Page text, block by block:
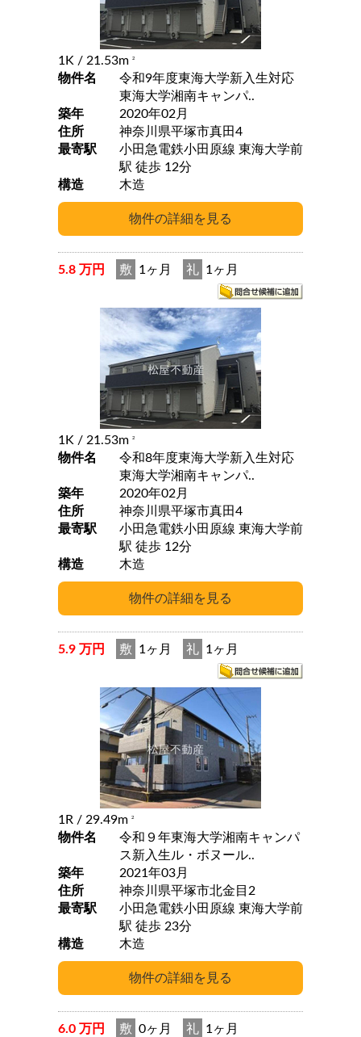
1K / 21.53m 2
物件名
令和9年度東海大学新入生対応
東海大学湘南キャンパ..
築年
2020年02月
住所
神奈川県平塚市真田4
最寄駅
小田急電鉄小田原線 東海大学前
駅 徒歩 12分
構造
木造
5.8 万円 敷 1ヶ月 礼 1ヶ月
1K / 21.53m 2
物件名
令和8年度東海大学新入生対応
東海大学湘南キャンパ..
築年
2020年02月
住所
神奈川県平塚市真田4
最寄駅
小田急電鉄小田原線 東海大学前
駅 徒歩 12分
構造
木造
5.9 万円 敷 1ヶ月 礼 1ヶ月
1R / 29.49m 2
物件名
令和９年東海大学湘南キャンパ
ス新入生ル・ボヌール..
築年
2021年03月
住所
神奈川県平塚市北金目2
最寄駅
小田急電鉄小田原線 東海大学前
駅 徒歩 23分
構造
木造
6.0 万円 敷 0ヶ月 礼 1ヶ月